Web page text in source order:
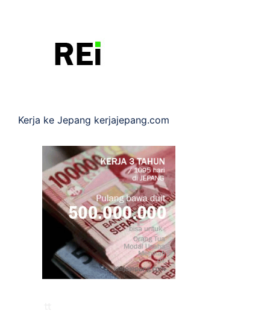
Kerja ke Jepang kerjajepang.com